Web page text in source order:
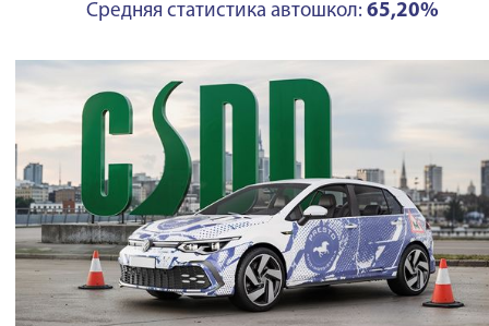
Средняя статистика автошкол: 65,20%